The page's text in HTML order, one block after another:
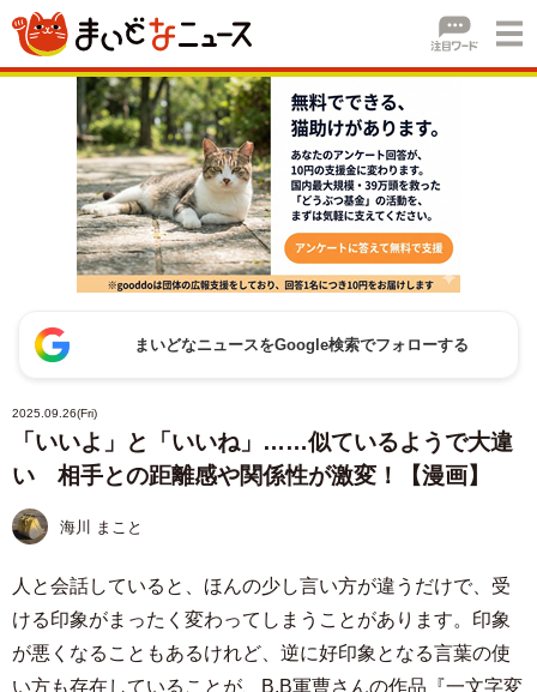
まいどなニュースをGoogle検索でフォローする
2025.09.26(Fri)
「いいよ」と「いいね」……似ているようで大違
い 相手との距離感や関係性が激変！【漫画】
海川 まこと
人と会話していると、ほんの少し言い方が違うだけで、受
ける印象がまったく変わってしまうことがあります。印象
が悪くなることもあるけれど、逆に好印象となる言葉の使
い方も存在していることが、B.B軍曹さんの作品『一文字変